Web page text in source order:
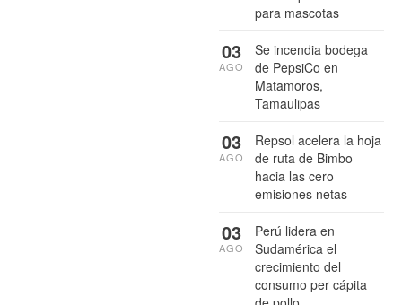
para mascotas
Se incendia bodega
de PepsiCo en
Matamoros,
Tamaulipas
03
AGO
Repsol acelera la hoja
de ruta de Bimbo
hacia las cero
emisiones netas
03
AGO
Perú lidera en
Sudamérica el
crecimiento del
consumo per cápita
03
AGO